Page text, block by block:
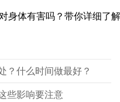
？什么时间做最好？
些影响要注意